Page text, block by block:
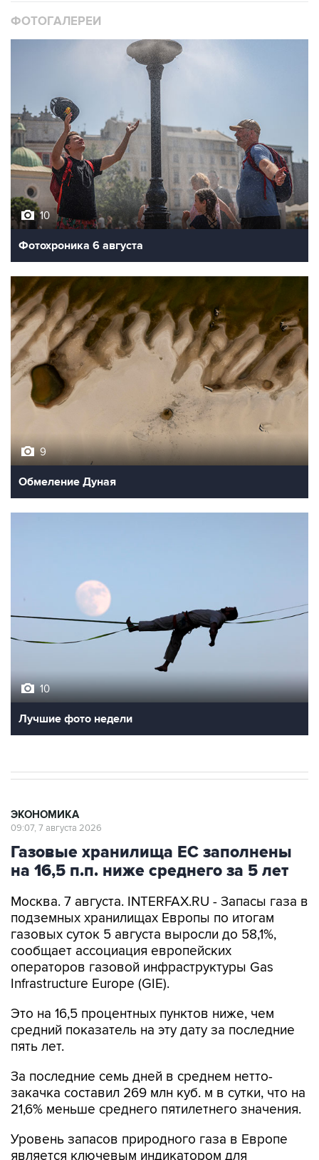
ФОТОГАЛЕРЕИ
10
Фотохроника 6 августа
9
Обмеление Дуная
10
Лучшие фото недели
ЭКОНОМИКА
09:07, 7 августа 2026
Газовые хранилища ЕС заполнены
на 16,5 п.п. ниже среднего за 5 лет
Москва. 7 августа. INTERFAX.RU - Запасы газа в
подземных хранилищах Европы по итогам
газовых суток 5 августа выросли до 58,1%,
сообщает ассоциация европейских
операторов газовой инфраструктуры Gas
Infrastructure Europe (GIE).
Это на 16,5 процентных пунктов ниже, чем
средний показатель на эту дату за последние
пять лет.
За последние семь дней в среднем нетто-
закачка составил 269 млн куб. м в сутки, что на
21,6% меньше среднего пятилетнего значения.
Уровень запасов природного газа в Европе
является ключевым индикатором для